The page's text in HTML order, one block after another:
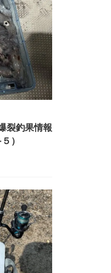
裂釣果情報
）